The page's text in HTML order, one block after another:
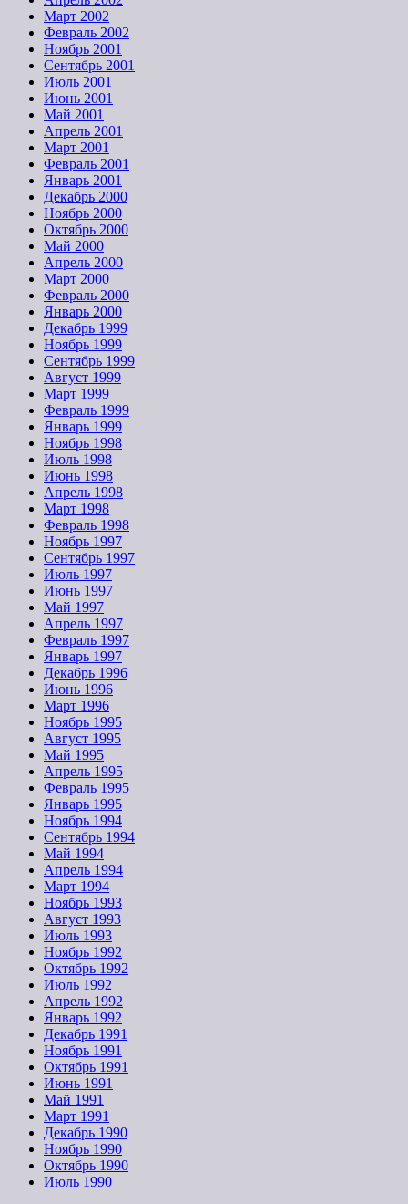
Март 2002
Февраль 2002
Ноябрь 2001
Сентябрь 2001
Июль 2001
Июнь 2001
Май 2001
Апрель 2001
Март 2001
Февраль 2001
Январь 2001
Декабрь 2000
Ноябрь 2000
Октябрь 2000
Май 2000
Апрель 2000
Март 2000
Февраль 2000
Январь 2000
Декабрь 1999
Ноябрь 1999
Сентябрь 1999
Август 1999
Март 1999
Февраль 1999
Январь 1999
Ноябрь 1998
Июль 1998
Июнь 1998
Апрель 1998
Март 1998
Февраль 1998
Ноябрь 1997
Сентябрь 1997
Июль 1997
Июнь 1997
Май 1997
Апрель 1997
Февраль 1997
Январь 1997
Декабрь 1996
Июнь 1996
Март 1996
Ноябрь 1995
Август 1995
Май 1995
Апрель 1995
Февраль 1995
Январь 1995
Ноябрь 1994
Сентябрь 1994
Май 1994
Апрель 1994
Март 1994
Ноябрь 1993
Август 1993
Июль 1993
Ноябрь 1992
Октябрь 1992
Июль 1992
Апрель 1992
Январь 1992
Декабрь 1991
Ноябрь 1991
Октябрь 1991
Июнь 1991
Май 1991
Март 1991
Декабрь 1990
Ноябрь 1990
Октябрь 1990
Июль 1990